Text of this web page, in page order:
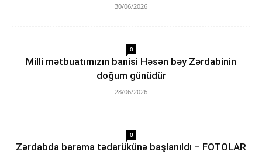
30/06/2026
0
Milli mətbuatımızın banisi Həsən bəy Zərdabinin
doğum günüdür
28/06/2026
0
Zərdabda barama tədarükünə başlanıldı – FOTOLAR